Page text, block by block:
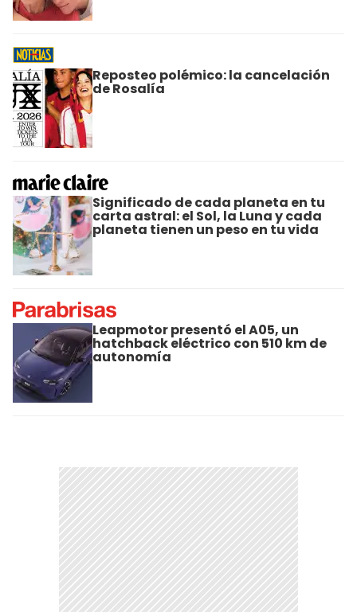
Reposteo polémico: la cancelación
de Rosalía
Significado de cada planeta en tu
carta astral: el Sol, la Luna y cada
planeta tienen un peso en tu vida
Leapmotor presentó el A05, un
hatchback eléctrico con 510 km de
autonomía